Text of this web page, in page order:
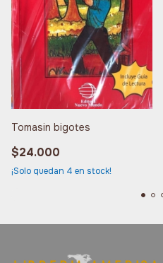
Tomasin bigotes
$24.000
¡Solo quedan 4 en stock!